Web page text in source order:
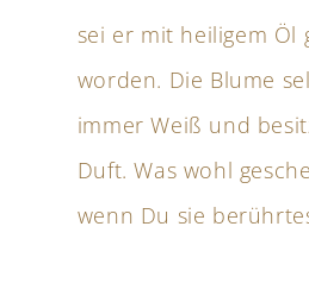
sei er mit heiligem Öl
worden. Die Blume
immer Weiß und
Duft. Was wohl
wenn Du sie